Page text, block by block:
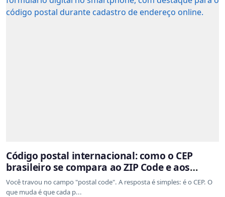
Código postal internacional: como o CEP
brasileiro se compara ao ZIP Code e aos
sistemas de outros países
Você travou no campo "postal code". A resposta é simples: é o CEP. O
que muda é que cada p...